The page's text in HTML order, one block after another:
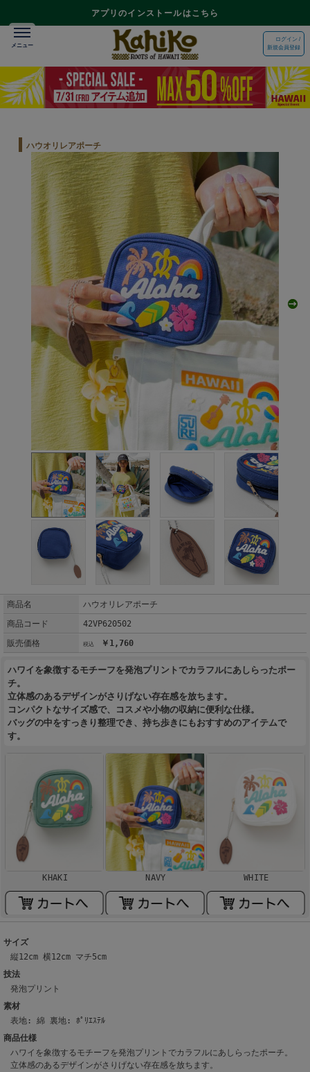
アプリのインストールはこちら
ログイン /
新規会員登録
ハウオリレアポーチ
商品名
ハウオリレアポーチ
商品コード
42VP620502
販売価格
￥1,760
ハワイを象徴するモチーフを発泡プリントでカラフルにあしらったポー
チ。
立体感のあるデザインがさりげない存在感を放ちます。
コンパクトなサイズ感で、コスメや小物の収納に便利な仕様。
バッグの中をすっきり整理でき、持ち歩きにもおすすめのアイテムで
す。
KHAKI NAVY WHITE
サイズ
縦12cm 横12cm マチ5cm
技法
発泡プリント
素材
表地: 綿 裏地: ﾎﾟﾘｴｽﾃﾙ
商品仕様
ハワイを象徴するモチーフを発泡プリントでカラフルにあしらったポーチ。
立体感のあるデザインがさりげない存在感を放ちます。